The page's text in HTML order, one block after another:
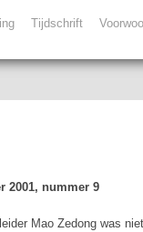
Tijdschrift
2001, nummer 9
Mao Zedong was